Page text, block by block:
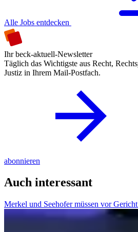
Alle Jobs entdecken
Ihr beck-aktuell-Newsletter
Täglich das Wichtigste aus Recht,
Justiz in Ihrem Mail-Postfach.
abonnieren
Auch interessant
Merkel und Seehofer müssen vor